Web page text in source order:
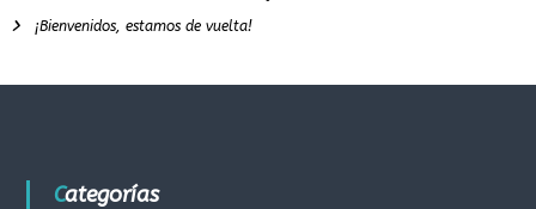
¡Bienvenidos, estamos de vuelta!
Categorías